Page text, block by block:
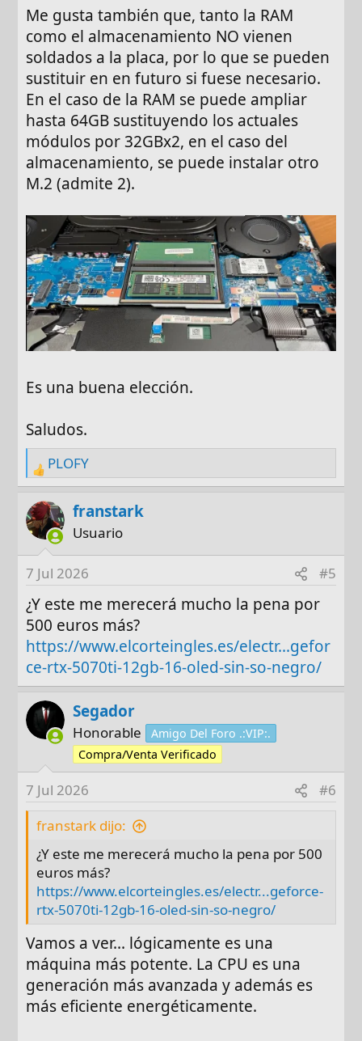
Me gusta también que, tanto la RAM
como el almacenamiento NO vienen
soldados a la placa, por lo que se pueden
sustituir en en futuro si fuese necesario.
En el caso de la RAM se puede ampliar
hasta 64GB sustituyendo los actuales
módulos por 32GBx2, en el caso del
almacenamiento, se puede instalar otro
M.2 (admite 2).
Es una buena elección.
Saludos.
R
e
a
c
i
o
n
s
:
PLOFY
franstark
Usuario
7 Jul 2026 #5
¿Y este me merecerá mucho la pena por
500 euros más?
https://www.elcorteingles.es/electr...gefor
ce-rtx-5070ti-12gb-16-oled-sin-so-negro/
Segador
Honorable
Amigo Del Foro .:VIP:.
Compra/Venta Verificado
7 Jul 2026
#6
franstark dijo:
¿Y este me merecerá mucho la pena por 500
euros más?
https://www.elcorteingles.es/electr...geforce-
rtx-5070ti-12gb-16-oled-sin-so-negro/
Vamos a ver... lógicamente es una
máquina más potente. La CPU es una
generación más avanzada y además es
más eficiente energéticamente.